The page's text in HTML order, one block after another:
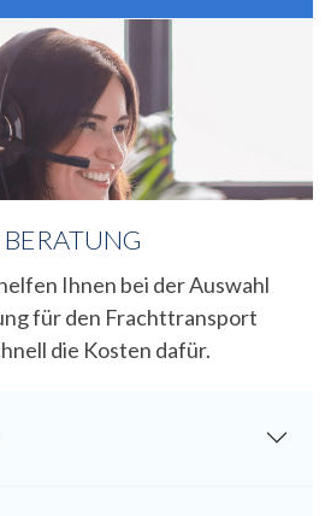
Ihnen bei der Auswahl
für den Frachttransport
die Kosten dafür.